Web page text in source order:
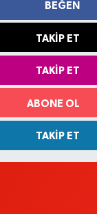
BEĞEN
TAKIP ET
TAKIP ET
ABONE OL
TAKIP ET